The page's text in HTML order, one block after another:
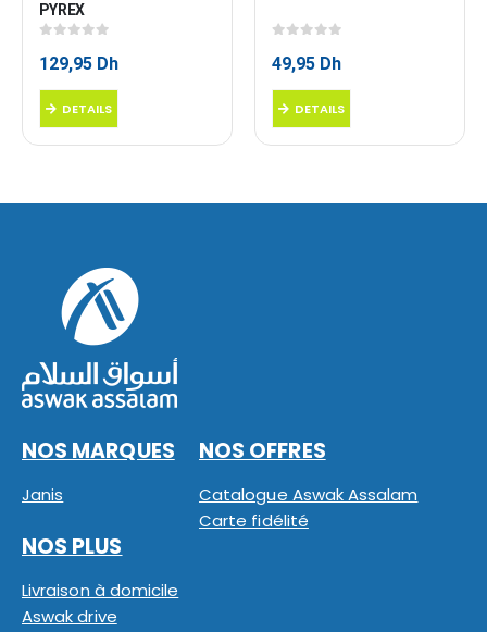
PYREX
129,95 Dh
DETAILS
49,95 Dh
DETAILS
NOS MARQUES
Janis
NOS OFFRES
Catalogue Aswak Assalam
Carte fidélité
NOS PLUS
Livraison à domicile
Aswak drive